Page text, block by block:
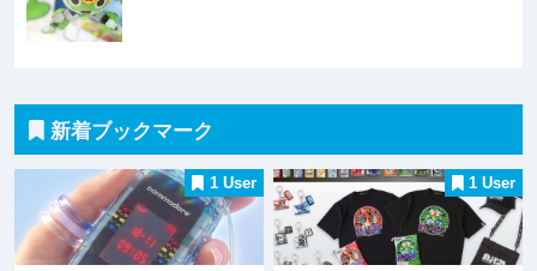
新着ブックマーク
1 User 1 User